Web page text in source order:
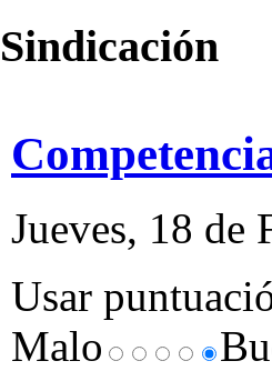
Sindicación
Jueves, 18 de
Usar
Malo